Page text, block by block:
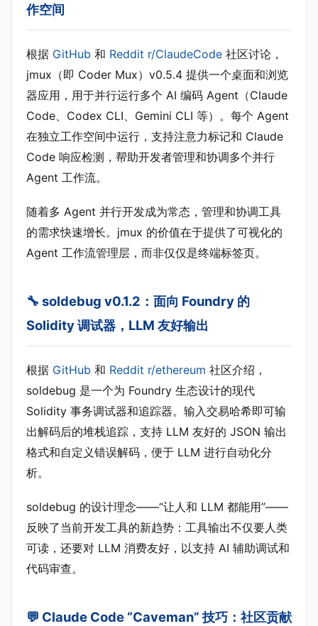
作空间
根据 GitHub 和 Reddit r/ClaudeCode 社区讨论，
jmux（即 Coder Mux）v0.5.4 提供一个桌面和浏览
器应用，用于并行运行多个 AI 编码 Agent（Claude
Code、Codex CLI、Gemini CLI 等）。每个 Agent
在独立工作空间中运行，支持注意力标记和 Claude
Code 响应检测，帮助开发者管理和协调多个并行
Agent 工作流。
随着多 Agent 并行开发成为常态，管理和协调工具
的需求快速增长。jmux 的价值在于提供了可视化的
Agent 工作流管理层，而非仅仅是终端标签页。
🔧 soldebug v0.1.2：面向 Foundry 的
Solidity 调试器，LLM 友好输出
根据 GitHub 和 Reddit r/ethereum 社区介绍，
soldebug 是一个为 Foundry 生态设计的现代
Solidity 事务调试器和追踪器。输入交易哈希即可输
出解码后的堆栈追踪，支持 LLM 友好的 JSON 输出
格式和自定义错误解码，便于 LLM 进行自动化分
析。
soldebug 的设计理念——“让人和 LLM 都能用”——
反映了当前开发工具的新趋势：工具输出不仅要人类
可读，还要对 LLM 消费友好，以支持 AI 辅助调试和
代码审查。
💬 Claude Code “Caveman” 技巧：社区贡献